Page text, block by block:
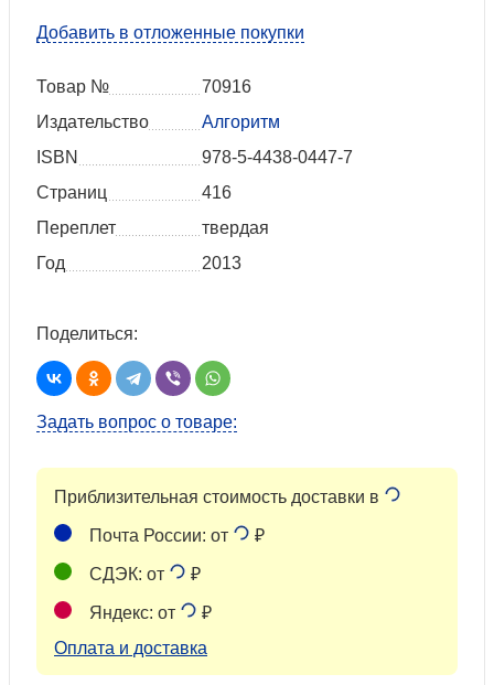
Добавить в отложенные покупки
Товар №
70916
Издательство
Алгоритм
ISBN
978-5-4438-0447-7
Страниц
416
Переплет
твердая
Год
2013
Поделиться:
Задать вопрос о товаре:
Приблизительная стоимость доставки в
Почта России: от ₽
СДЭК: от ₽
Яндекс: от
₽
Оплата и доставка